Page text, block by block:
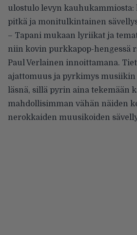
ulostulo levyn kauhukammiosta:
pitkä ja monitulkintainen
– Tapani mukaan lyriikat ja
niin kovin purkkapop-hengessä
Paul Verlainen innoittamana.
ajattomuus ja pyrkimys
läsnä, sillä pyrin aina tekemään
mahdollisimman vähän näiden
nerokkaiden muusikoiden